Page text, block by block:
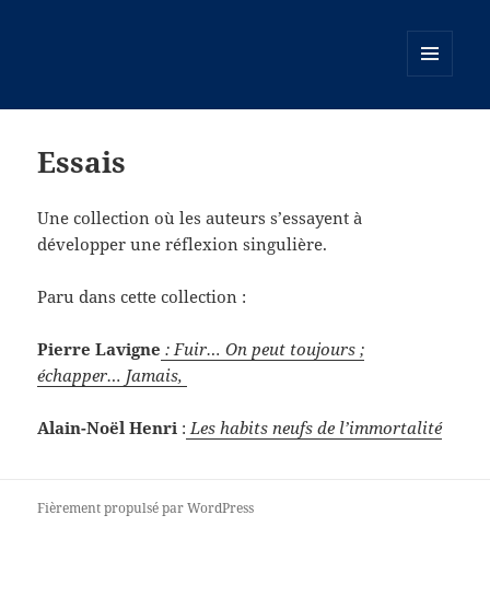
Essais
Une collection où les auteurs s’essayent à
développer une réflexion singulière.
Paru dans cette collection :
Pierre Lavigne : Fuir… On peut toujours ;
échapper… Jamais,
Alain-Noël Henri : Les habits neufs de l’immortalité
Fièrement propulsé par WordPress